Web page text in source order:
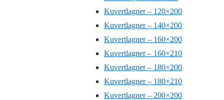
Kuvertlagner – 120×200
Kuvertlagner – 140×200
Kuvertlagner – 160×200
Kuvertlagner – 160×210
Kuvertlagner – 180×200
Kuvertlagner – 180×210
Kuvertlagner – 200×200